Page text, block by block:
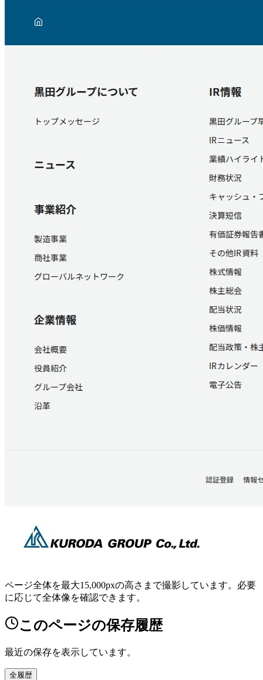
ページ全体を最大15,000pxの高さまで撮影しています。必要
に応じて全体像を確認できます。
このページの保存履歴
最近の保存を表示しています。
全履歴